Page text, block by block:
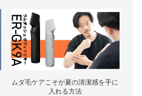
ムダ毛ケアこそが夏の清潔感を手に
入れる方法